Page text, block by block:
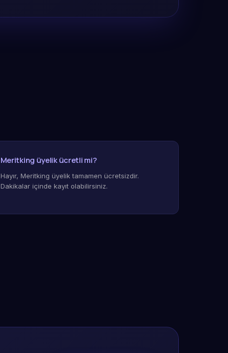
Meritking üyelik ücretli mi?
Hayır, Meritking üyelik tamamen ücretsizdir.
Dakikalar içinde kayıt olabilirsiniz.